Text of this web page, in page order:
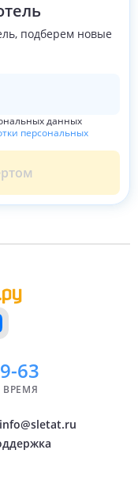
подберем новые
данных
персональных
63
info@sletat.ru